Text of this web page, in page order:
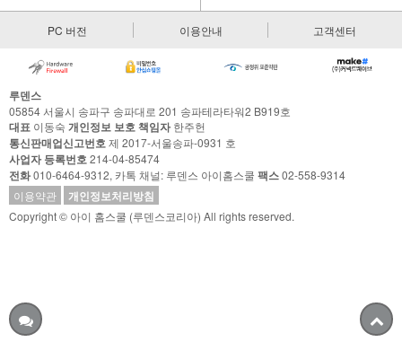
PC 버전 이용안내 고객센터
루덴스
05854 서울시 송파구 송파대로 201 송파테라타워2 B919호
대표 이동숙 개인정보 보호 책임자한주헌
통신판매업신고번호제 2017-서울송파-0931 호
사업자 등록번호214-04-85474
전화010-6464-9312, 카톡 채널: 루덴스 아이홈스쿨 팩스02-558-9314
이용약관
개인정보처리방침
Copyright © 아이 홈스쿨 (루덴스코리아) All rights reserved.